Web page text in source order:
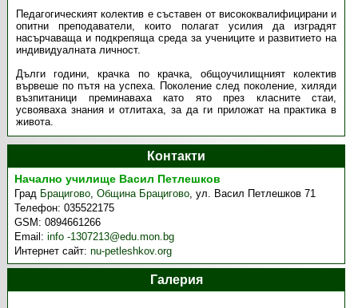
Педагогическият колектив е съставен от висококвалифицирани и
опитни преподаватели, които полагат усилия да изградят
насърчаваща и подкрепяща среда за учениците и развитието на
индивидуалната личност.
Дълги години, крачка по крачка, общоучилищният колектив
вървеше по пътя на успеха. По­ко­­ле­ние след поколение, хиляди
възпитаници преминаваха като ято през класните стаи,
усвояваха знания и отлитаха, за да ги приложат на практика в
живота.
Контакти
Начално училище Васил Петлешков
Град Брацигово,Община Брацигово,ул. Васил Петлешков 71
Телефон:035522175
GSM:0894661266
Email:info -1307213@edu.mon.bg
Интернет сайт:nu-petleshkov.org
Галерия